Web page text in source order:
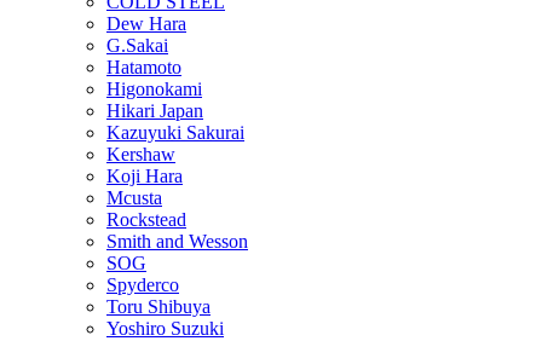
Dew Hara
G.Sakai
Hatamoto
Higonokami
Hikari Japan
Kazuyuki Sakurai
Kershaw
Koji Hara
Mcusta
Rockstead
Smith and Wesson
SOG
Spyderco
Toru Shibuya
Yoshiro Suzuki